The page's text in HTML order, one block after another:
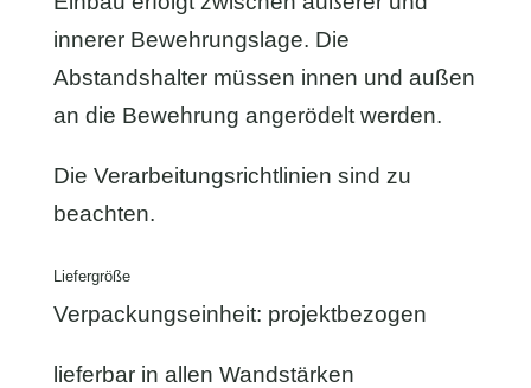
innerer Bewehrungslage. Die
Abstandshalter müssen innen und außen
an die Bewehrung angerödelt werden.
Die Verarbeitungsrichtlinien sind zu
beachten.
Liefergröße
Verpackungseinheit: projektbezogen
lieferbar in allen Wandstärken